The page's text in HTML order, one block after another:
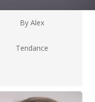
By Alex
Tendance